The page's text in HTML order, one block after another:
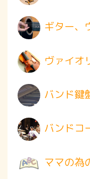
ギター、
ヴァイオ
バンド鍵
バンドコ
ママの為